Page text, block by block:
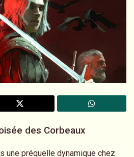
des Corbeaux
une préquelle dynamique chez